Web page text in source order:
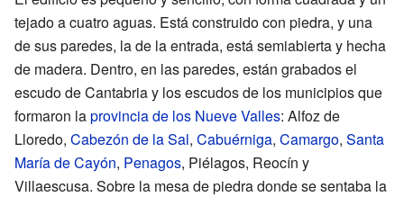
tejado a cuatro aguas. Está construido con piedra, y una
de sus paredes, la de la entrada, está semiabierta y hecha
de madera. Dentro, en las paredes, están grabados el
escudo de Cantabria y los escudos de los municipios que
formaron laprovincia de los Nueve Valles: Alfoz de
Lloredo, Cabezón de la Sal, Cabuérniga, Camargo, Santa
María de Cayón, Penagos, Piélagos, Reocín y
Villaescusa. Sobre la mesa de piedra donde se sentaba la